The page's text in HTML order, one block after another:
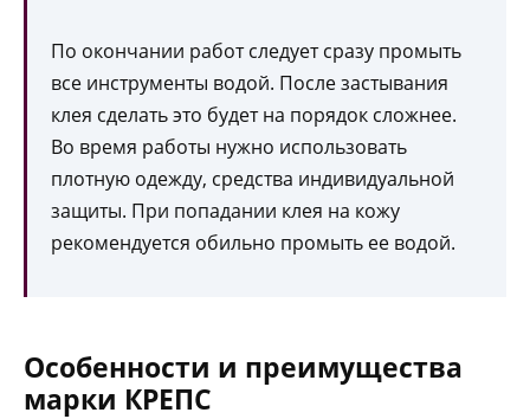
По окончании работ следует сразу промыть
все инструменты водой. После застывания
клея сделать это будет на порядок сложнее.
Во время работы нужно использовать
плотную одежду, средства индивидуальной
защиты. При попадании клея на кожу
рекомендуется обильно промыть ее водой.
Особенности и преимущества
марки КРЕПС